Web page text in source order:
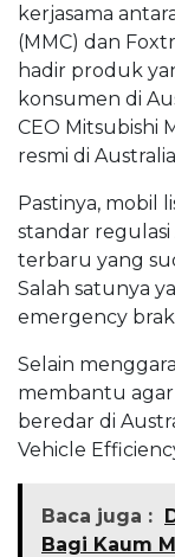
kerjasama
(MMC) dan
hadir produk
konsumen di
CEO Mitsubishi
resmi di
Pastinya, mobil
standar regulasi
terbaru yang
Salah satunya
emergency
Selain
membantu
beredar di
Vehicle
Baca juga :
Bagi Kaum